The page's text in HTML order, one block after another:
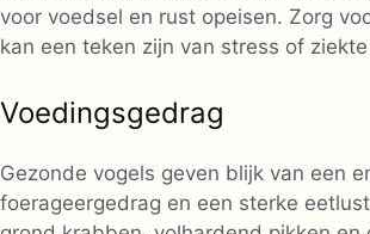
voor voedsel en rust opeisen. Zorg
kan een teken zijn van stress of
Voedingsgedrag
Gezonde vogels geven blijk van een
foerageergedrag en een sterke